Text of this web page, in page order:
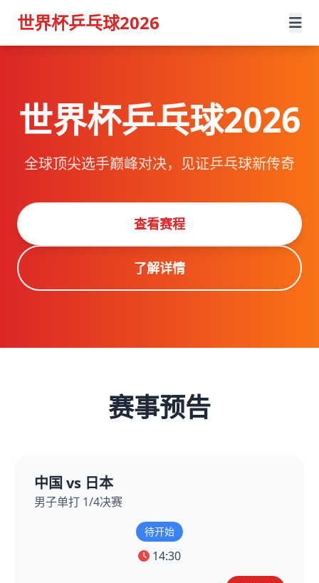
世界杯乒乓球2026
世界杯乒乓球2026
全球顶尖选手巅峰对决，见证乒乓球新传奇
查看赛程
了解详情
赛事预告
中国 vs 日本
男子单打 1/4决赛
待开始
14:30